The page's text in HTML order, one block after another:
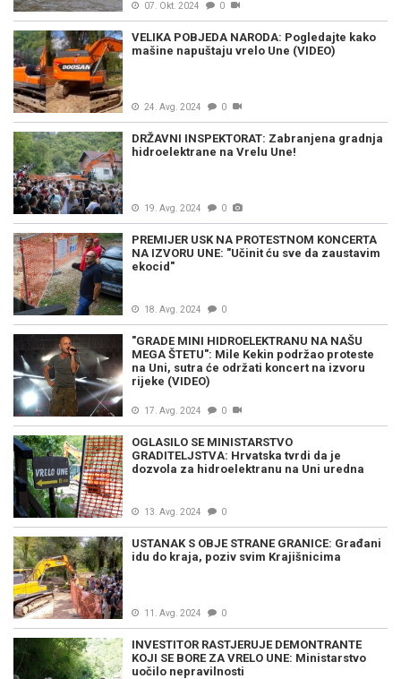
07. Okt. 2024 0
VELIKA POBJEDA NARODA: Pogledajte kako
mašine napuštaju vrelo Une (VIDEO)
24. Avg. 2024 0
DRŽAVNI INSPEKTORAT: Zabranjena gradnja
hidroelektrane na Vrelu Une!
19. Avg. 2024 0
PREMIJER USK NA PROTESTNOM KONCERTA
NA IZVORU UNE: "Učinit ću sve da zaustavim
ekocid"
18. Avg. 2024 0
"GRADE MINI HIDROELEKTRANU NA NAŠU
MEGA ŠTETU": Mile Kekin podržao proteste
na Uni, sutra će održati koncert na izvoru
rijeke (VIDEO)
17. Avg. 2024 0
OGLASILO SE MINISTARSTVO
GRADITELJSTVA: Hrvatska tvrdi da je
dozvola za hidroelektranu na Uni uredna
13. Avg. 2024 0
USTANAK S OBJE STRANE GRANICE: Građani
idu do kraja, poziv svim Krajišnicima
11. Avg. 2024 0
INVESTITOR RASTJERUJE DEMONTRANTE
KOJI SE BORE ZA VRELO UNE: Ministarstvo
uočilo nepravilnosti